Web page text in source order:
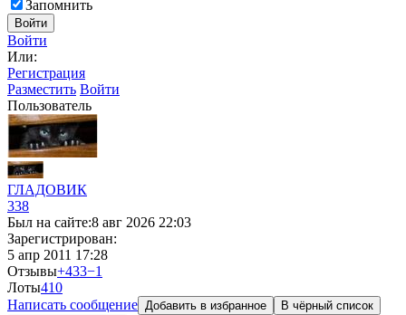
Запомнить
Войти
Войти
Или:
Регистрация
Разместить Войти
Пользователь
ГЛАДОВИК
338
Был на сайте:8 авг 2026 22:03
Зарегистрирован:
5 апр 2011 17:28
Отзывы+433−1
Лоты410
Написать сообщение Добавить в избранное
В чёрный список